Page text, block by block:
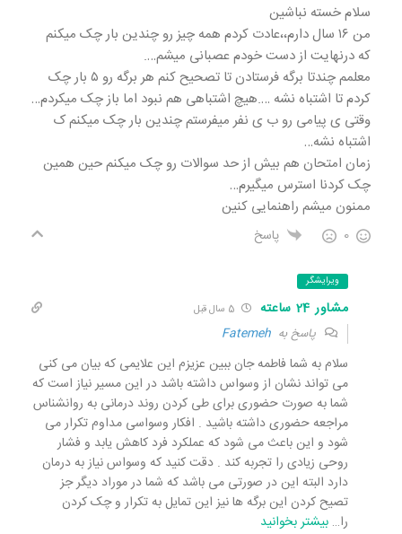
سلام خسته نباشین
من ۱۶ سال دارم،،عادت کردم همه چیز رو چندین بار چک میکنم
که درنهایت از دست خودم عصبانی میشم….
معلمم چندتا برگه فرستادن تا تصحیح کنم هر برگه رو ۵ بار چک
کردم تا اشتباه نشه ….هیچ اشتباهی هم نبود اما باز چک میکردم…
وقتی ی پیامی رو ب ی نفر میفرستم چندین بار چک میکنم ک
اشتباه نشه…
زمان امتحان هم بیش از حد سوالات رو چک میکنم حین همین
چک کردنا استرس میگیرم…
ممنون میشم راهنمایی کنین
0 پاسخ
ویرایشگر
مشاور 24 ساعته
پاسخ به Fatemeh
سلام به شما فاطمه جان ببین عزیزم این علایمی که بیان می کنی
می تواند نشان از وسواس داشته باشد در این مسیر نیاز است که
شما به صورت حضوری برای طی کردن روند درمانی به روانشناس
مراجعه حضوری داشته باشید . افکار وسواسی مداوم تکرار می
شود و این باعث می شود که عملکرد فرد کاهش یابد و فشار
روحی زیادی را تجربه کند . دقت کنید که وسواس نیاز به درمان
دارد البته این در صورتی می باشد که شما در موراد دیگر جز
تصیح کردن این برگه ها نیز این تمایل به تکرار و چک کردن
را… بیشتر بخوانید